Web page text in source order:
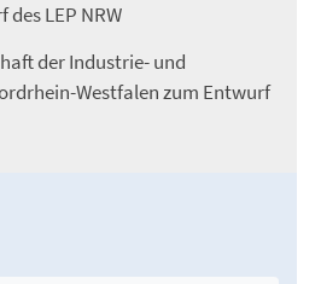
LEP NRW
der Industrie- und
Westfalen zum Entwurf